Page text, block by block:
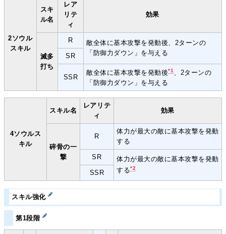
2ソウル
スキル
スキ
ル名
レア
リテ
ィ
効果
滅多
打ち
R
敵全体に基本攻撃を発動後、2ターンの
「防御力ダウン」を与える
SR
SSR
敵全体に基本攻撃を発動後*1 、2ターンの
「防御力ダウン」を与える
4ソウルス
キル
スキル名
レアリテ
ィ
効果
碎骨の一
撃
R
体力が最大の敵に基本攻撃を発動
する
SR
体力が最大の敵に基本攻撃を発動
する*2
SSR
スキル強化
第1段階